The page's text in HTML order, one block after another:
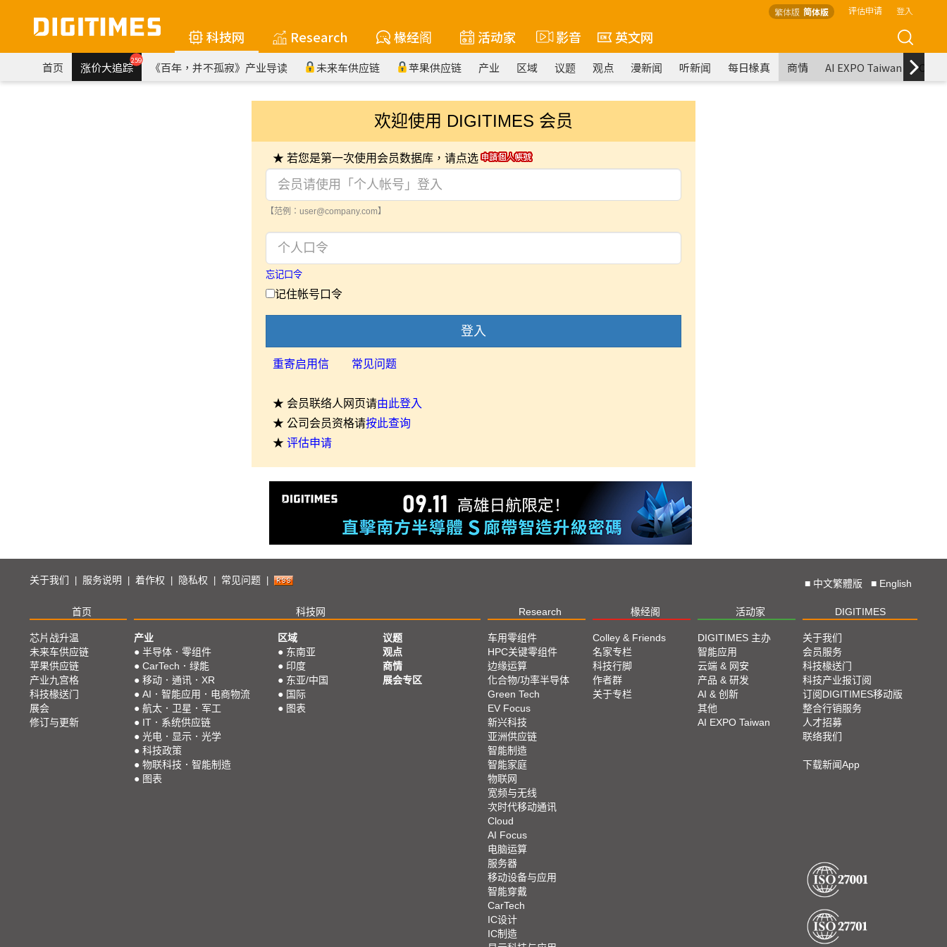
繁体版 简体版 评估申请 登入
科技网 Research 椽经阁 活动家 影音 英文网
首页 涨价大追踪259 《百年，并不孤寂》产业导读 未来车供应链 苹果供应链 产业 区域 议题 观点 漫新闻 听新闻 每日椽真 商情 AI EXPO Taiwan
欢迎使用 DIGITIMES 会员
★ 若您是第一次使用会员数据库，请点选
【范例：user@company.com】
忘记口令
记住帐号口令
登入
重寄启用信 常见问题
★ 会员联络人网页请由此登入
★ 公司会员资格请按此查询
★ 评估申请
关于我们 服务说明 着作权 隐私权 常见问题 ■ 中文繁體版 ■ English
首页 科技网 Research 椽经阁 活动家 DIGITIMES
芯片战升温
未来车供应链
苹果供应链
产业九宫格
科技椽送门
展会
修订与更新
产业
● 半导体．零组件
● CarTech．绿能
● 移动．通讯．XR
● AI．智能应用．电商物流
● 航太．卫星．军工
● IT．系统供应链
● 光电．显示．光学
● 科技政策
● 物联科技．智能制造
● 图表
区域
● 东南亚
● 印度
● 东亚/中国
● 国际
● 图表
议题
观点
商情
展会专区
车用零组件
HPC关键零组件
边缘运算
化合物/功率半导体
Green Tech
EV Focus
新兴科技
亚洲供应链
智能制造
智能家庭
物联网
宽频与无线
次时代移动通讯
Cloud
AI Focus
电脑运算
服务器
移动设备与应用
智能穿戴
CarTech
IC设计
IC制造
Colley & Friends
名家专栏
科技行脚
作者群
关于专栏
DIGITIMES 主办
智能应用
云端 & 网安
产品 & 研发
AI & 创新
其他
AI EXPO Taiwan
关于我们
会员服务
科技椽送门
科技产业报订阅
订阅DIGITIMES移动版
整合行销服务
人才招募
联络我们
下载新闻App